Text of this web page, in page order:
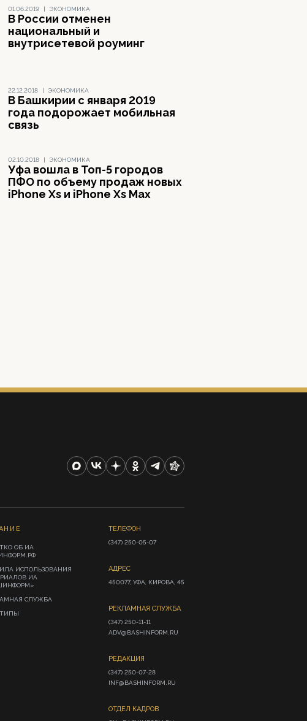
01.06.2019 | ЭКОНОМИКА
В России отменен
национальный и
внутрисетевой роуминг
22.12.2018 | ЭКОНОМИКА
В Башкирии с января 2019
года подорожает мобильная
связь
02.10.2018 | ЭКОНОМИКА
Уфа вошла в Топ-5 городов
ПФО по объему продаж новых
iPhone Xs и iPhone Xs Max
ОБ ИА
ИСПОЛЬЗОВАНИЯ
ИА
СЛУЖБА
ТЕЛЕФОН
(347) 250-05-07
АДРЕС
450077, УФА, КИРОВА, 45
РЕКЛАМНАЯ СЛУЖБА
(347) 250-11-11
ADV@BASHINFORM.RU
РЕДАКЦИЯ
(347) 250-07-28
INF@BASHINFORM.RU
ОТДЕЛ КАДРОВ